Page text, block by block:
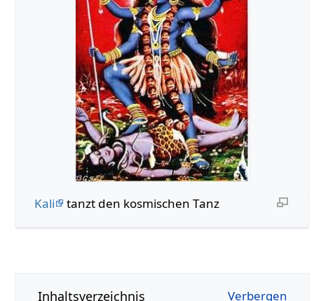
Kali tanzt den kosmischen Tanz
Inhaltsverzeichnis